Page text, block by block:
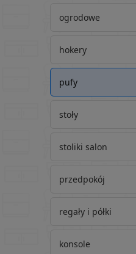
ogrodowe
hokery
pufy
stoły
stoliki salon
przedpokój
regały i półki
konsole